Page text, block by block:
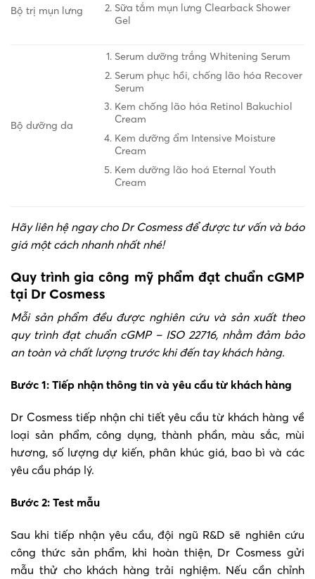
Bộ trị mụn lưng
Sữa tắm mụn lưng Clearback Shower
Gel
Bộ dưỡng da
Serum dưỡng trắng Whitening Serum
Serum phục hồi, chống lão hóa Recover
Serum
Kem chống lão hóa Retinol Bakuchiol
Cream
Kem dưỡng ẩm Intensive Moisture
Cream
Kem dưỡng lão hoá Eternal Youth
Cream
Hãy liên hệ ngay cho Dr Cosmess để được tư vấn và báo
giá một cách nhanh nhất nhé!
Quy trình gia công mỹ phẩm đạt chuẩn cGMP
tại Dr Cosmess
Mỗi sản phẩm đều được nghiên cứu và sản xuất theo
quy trình đạt chuẩn cGMP – ISO 22716, nhằm đảm bảo
an toàn và chất lượng trước khi đến tay khách hàng.
Bước 1: Tiếp nhận thông tin và yêu cầu từ khách hàng
Dr Cosmess tiếp nhận chi tiết yêu cầu từ khách hàng về
loại sản phẩm, công dụng, thành phần, màu sắc, mùi
hương, số lượng dự kiến, phân khúc giá, bao bì và các
yêu cầu pháp lý.
Bước 2: Test mẫu
Sau khi tiếp nhận yêu cầu, đội ngũ R&D sẽ nghiên cứu
công thức sản phẩm, khi hoàn thiện, Dr Cosmess gửi
mẫu thử cho khách hàng trải nghiệm. Nếu cần chỉnh